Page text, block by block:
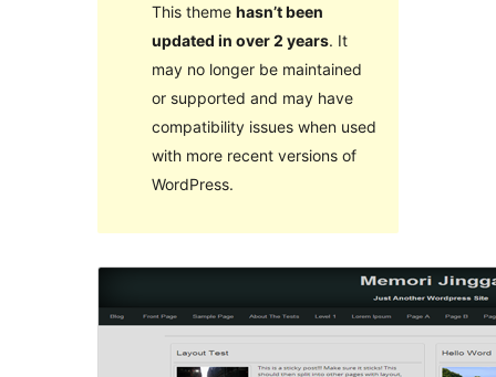
This theme hasn’t been
updated in over 2 years. It
may no longer be maintained
or supported and may have
compatibility issues when used
with more recent versions of
WordPress.